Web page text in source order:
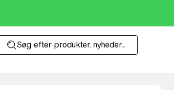
Søg efter produkter, nyheder...